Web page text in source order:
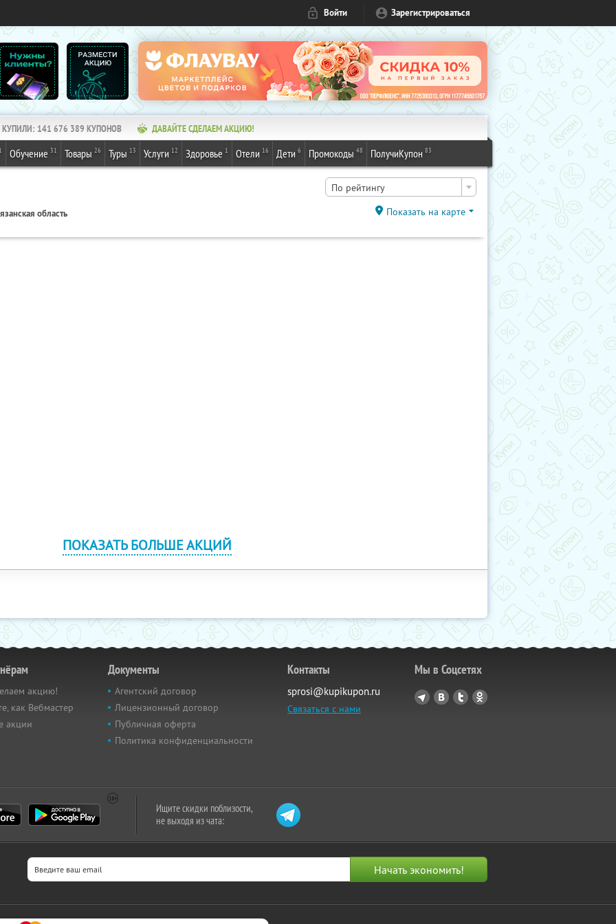
Войти Зарегистрироваться
КУПИЛИ: 141 676 389 КУПОНОВ ДАВАЙТЕ СДЕЛАЕМ АКЦИЮ!
1 Обучение 31 Товары 26 Туры 13 Услуги 12 Здоровье 1 Отели 16 Дети 6 Промокоды 48 ПолучиКупон 83
По рейтингу
область Показать на карте
ПОКАЗАТЬ БОЛЬШЕ АКЦИЙ
акцию!
как Вебмастер
акции
Документы
Агентский договор
Лицензионный договор
Публичная оферта
Политика конфиденциальности
Контакты
sprosi@kupikupon.ru
Связаться с нами
Мы в Соцсетях
Ищите скидки поблизости,
не выходя из чата: